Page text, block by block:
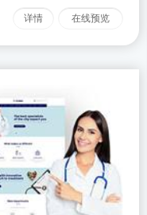
详情 在线预览